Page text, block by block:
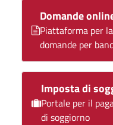
Domande
Piattaforma per
domande per
Imposta di
Portale per il
di soggiorno